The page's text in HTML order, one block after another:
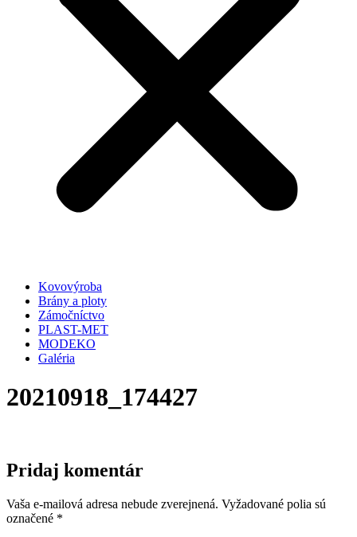
Kovovýroba
Brány a ploty
Zámočníctvo
PLAST-MET
MODEKO
Galéria
20210918_174427
Pridaj komentár
Vaša e-mailová adresa nebude zverejnená. Vyžadované polia sú
označené *